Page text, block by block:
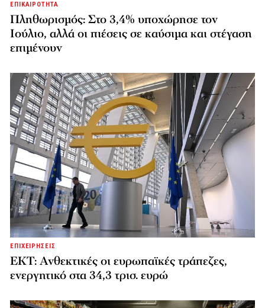
ΕΠΙΚΑΙΡΟΤΗΤΑ
Πληθωρισμός: Στο 3,4% υποχώρησε τον
Ιούλιο, αλλά οι πιέσεις σε καύσιμα και στέγαση
επιμένουν
ΕΠΙΧΕΙΡΗΣΕΙΣ
ΕΚΤ: Ανθεκτικές οι ευρωπαϊκές τράπεζες,
ενεργητικό στα 34,3 τρισ. ευρώ